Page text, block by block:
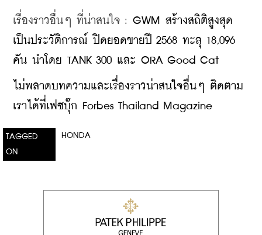
เรื่องราวอื่นๆ ที่น่าสนใจ : GWM สร้างสถิติสูงสุด
เป็นประวัติการณ์ ปิดยอดขายปี 2568 ทะลุ 18,096
คัน นำโดย TANK 300 และ ORA Good Cat
ไม่พลาดบทความและเรื่องราวน่าสนใจอื่นๆ ติดตาม
เราได้ที่เฟซบุ๊ก Forbes Thailand Magazine
TAGGED
ON
HONDA